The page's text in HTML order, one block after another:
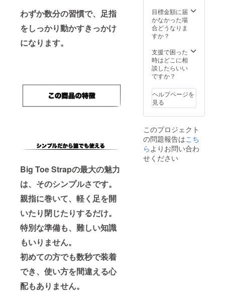
わずか数分の習慣で、足指
をしっかり動かすきっかけ
になります。
Big Toe Strapの最大の魅力
は、そのシンプルさです。
親指に巻いて、軽く足を開
いたり閉じたりするだけ。
特別な準備も、難しい知識
もいりません。
初めての方でも数秒で装着
でき、使い方を間違える心
配もありません。
Ltd. ※こ
の商品
はOEM
です。
要につ
いて 商
品サイ
ズ
× 3.5cm
20g 素
材 弾性
バンド
ンジ +
プレー
ン布
目標金額に届
かなかった場
合どうなりま
すか？
支援で困った
時はどこに相
談したらいい
ですか？
ヘルプページを
見る
このプロジェクト
の問題報告はこち
ら よりお問い合わ
せください